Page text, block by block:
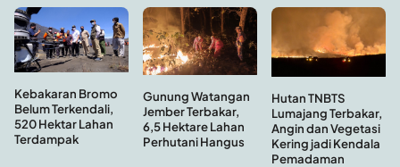
Kebakaran Bromo
Belum Terkendali,
520 Hektar Lahan
Terdampak
Gunung Watangan
Jember Terbakar,
6,5 Hektare Lahan
Perhutani Hangus
Hutan TNBTS
Lumajang Terbakar,
Angin dan Vegetasi
Kering jadi Kendala
Pemadaman